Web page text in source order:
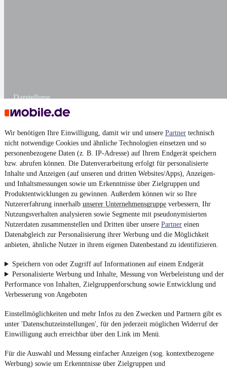
Wir benötigen Ihre Einwilligung, damit wir und unsere Partner technisch
nicht notwendige Cookies und ähnliche Technologien einsetzen und so
personenbezogene Daten (z. B. IP-Adresse) auf Ihrem Endgerät speichern
bzw. abrufen können. Die Datenverarbeitung erfolgt für personalisierte
Inhalte und Anzeigen (auf unseren und dritten Websites/Apps), Anzeigen-
und Inhaltsmessungen sowie um Erkenntnisse über Zielgruppen und
Produktentwicklungen zu gewinnen. Außerdem können wir so Ihre
Nutzererfahrung innerhalb unserer Unternehmensgruppe verbessern, Ihr
Nutzungsverhalten analysieren sowie Segmente mit pseudonymisierten
Nutzerdaten zusammenstellen und Dritten über unsere Partner einen
Datenabgleich zur Personalisierung ihrer Werbung und die Möglichkeit
anbieten, ähnliche Nutzer in ihrem eigenen Datenbestand zu identifizieren.
Speichern von oder Zugriff auf Informationen auf einem Endgerät
Personalisierte Werbung und Inhalte, Messung von Werbeleistung und der
Performance von Inhalten, Zielgruppenforschung sowie Entwicklung und
Verbesserung von Angeboten
Einstellmöglichkeiten und mehr Infos zu den Zwecken und Partnern gibt es
unter 'Datenschutzeinstellungen', für den jederzeit möglichen Widerruf der
Einwilligung auch erreichbar über den Link im Menü.
Für die Auswahl und Messung einfacher Anzeigen (sog. kontextbezogene
Werbung) sowie um Erkenntnisse über Zielgruppen und
Darstellung